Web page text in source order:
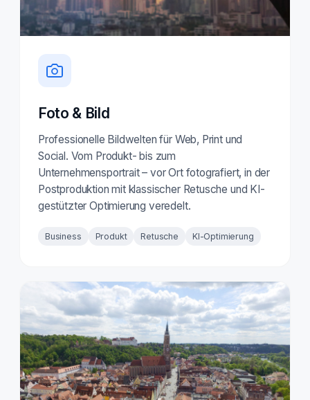
Foto & Bild
Professionelle Bildwelten für Web, Print und
Social. Vom Produkt- bis zum
Unternehmensportrait – vor Ort fotografiert, in der
Postproduktion mit klassischer Retusche und KI-
gestützter Optimierung veredelt.
Business Produkt Retusche KI-Optimierung